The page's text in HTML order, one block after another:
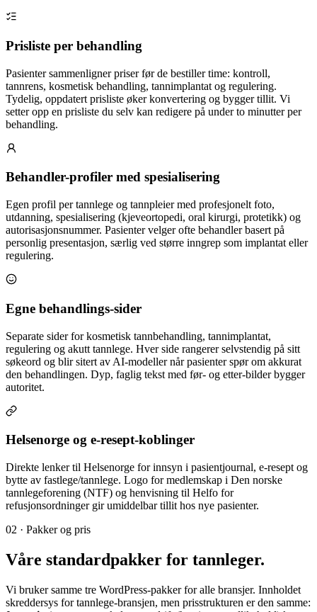
Prisliste per behandling
Pasienter sammenligner priser før de bestiller time: kontroll,
tannrens, kosmetisk behandling, tannimplantat og regulering.
Tydelig, oppdatert prisliste øker konvertering og bygger tillit. Vi
setter opp en prisliste du selv kan redigere på under to minutter per
behandling.
Behandler-profiler med spesialisering
Egen profil per tannlege og tannpleier med profesjonelt foto,
utdanning, spesialisering (kjeveortopedi, oral kirurgi, protetikk) og
autorisasjonsnummer. Pasienter velger ofte behandler basert på
personlig presentasjon, særlig ved større inngrep som implantat eller
regulering.
Egne behandlings-sider
Separate sider for kosmetisk tannbehandling, tannimplantat,
regulering og akutt tannlege. Hver side rangerer selvstendig på sitt
søkeord og blir sitert av AI-modeller når pasienter spør om akkurat
den behandlingen. Dyp, faglig tekst med før- og etter-bilder bygger
autoritet.
Helsenorge og e-resept-koblinger
Direkte lenker til Helsenorge for innsyn i pasientjournal, e-resept og
bytte av fastlege/tannlege. Logo for medlemskap i Den norske
tannlegeforening (NTF) og henvisning til Helfo for
refusjonsordninger gir umiddelbar tillit hos nye pasienter.
02 · Pakker og pris
Våre standardpakker for tannleger.
Vi bruker samme tre WordPress-pakker for alle bransjer. Innholdet
skreddersys for tannlege-bransjen, men prisstrukturen er den samme: